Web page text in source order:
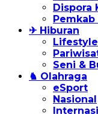
Dispora
✈ Hiburan
Lifestyle
Seni &
♞ Olahraga
eSport
Nasional